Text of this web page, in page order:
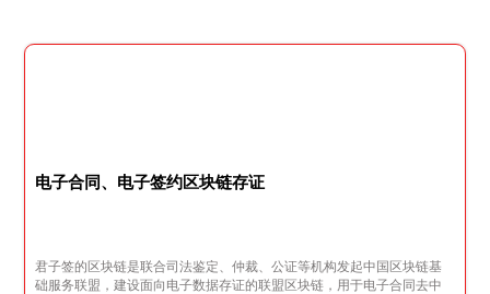
电子合同、电子签约区块链存证
君子签的区块链是联合司法鉴定、仲裁、公证等机构发起中国区块链基
础服务联盟，建设面向电子数据存证的联盟区块链，用于电子合同去中